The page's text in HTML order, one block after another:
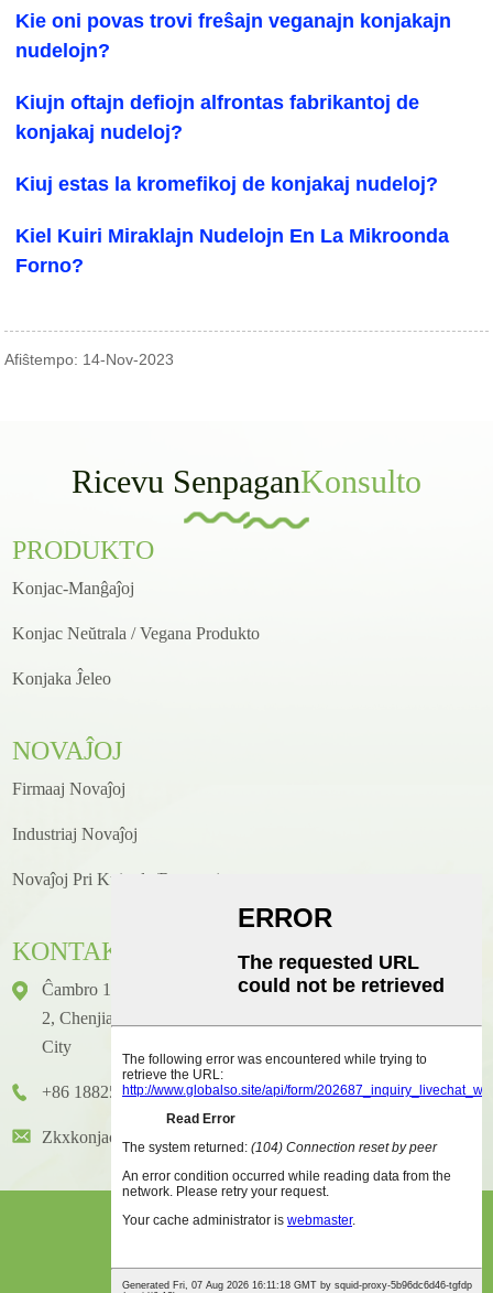
Kie oni povas trovi freŝajn veganajn konjakajn
nudelojn?
Kiujn oftajn defiojn alfrontas fabrikantoj de
konjakaj nudeloj?
Kiuj estas la kromefikoj de konjakaj nudeloj?
Kiel Kuiri Miraklajn Nudelojn En La Mikroonda
Forno?
Afiŝtempo: 14-Nov-2023
Ricevu SenpaganKonsulto
PRODUKTO
Konjac-Manĝaĵoj
Konjac Neŭtrala / Vegana Produkto
Konjaka Ĵeleo
NOVAĴOJ
Firmaaj Novaĵoj
Industriaj Novaĵoj
Novaĵoj Pri Kuirado/receptoj
KONTAKTO
Ĉambro 1416, Etaĝo 14, Junhao Internacia Konstruaĵo, N-Ro
2, Chenjiang Zhongkai Avenue, Huicheng Distrikto, Huizhou
City
+86 18825458362
Zkxkonjac@hzzkx.com